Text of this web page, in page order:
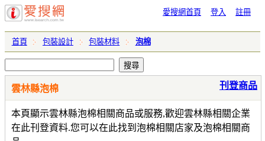
愛搜網首頁 登入 註冊
首頁 包裝設計 包裝材料 泡棉
雲林縣泡棉
本頁顯示雲林縣泡棉相關商品或服務,歡迎雲林縣相關企業
在此刊登資料.您可以在此找到泡棉相關店家及泡棉相關商
刊登商品